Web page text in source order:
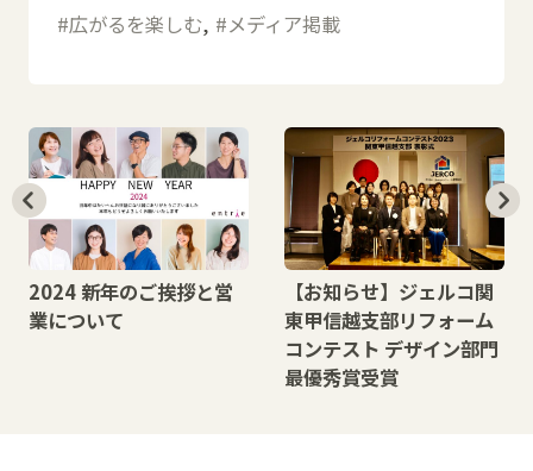
広がるを楽しむ メディア掲載
2024 新年のご挨拶と営
業について
【お知らせ】ジェルコ関
東甲信越支部リフォーム
コンテスト デザイン部門
最優秀賞受賞